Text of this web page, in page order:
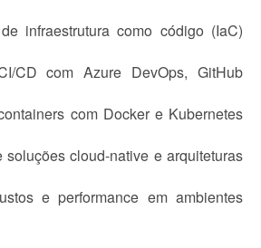
infraestrutura como código (IaC)
CD com Azure DevOps, GitHub
com Docker e Kubernetes
soluções cloud-native e arquiteturas
e performance em ambientes